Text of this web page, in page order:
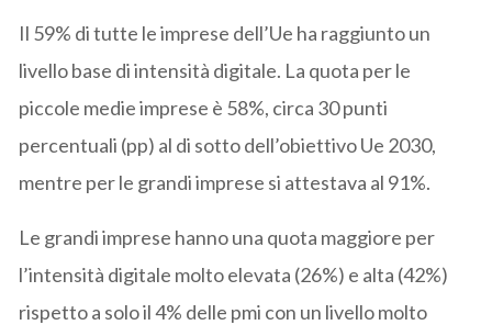
Il 59% di tutte le imprese dell’Ue ha raggiunto un
livello base di intensità digitale. La quota per le
piccole medie imprese è 58%, circa 30 punti
percentuali (pp) al di sotto dell’obiettivo Ue 2030,
mentre per le grandi imprese si attestava al 91%.
Le grandi imprese hanno una quota maggiore per
l’intensità digitale molto elevata (26%) e alta (42%)
rispetto a solo il 4% delle pmi con un livello molto